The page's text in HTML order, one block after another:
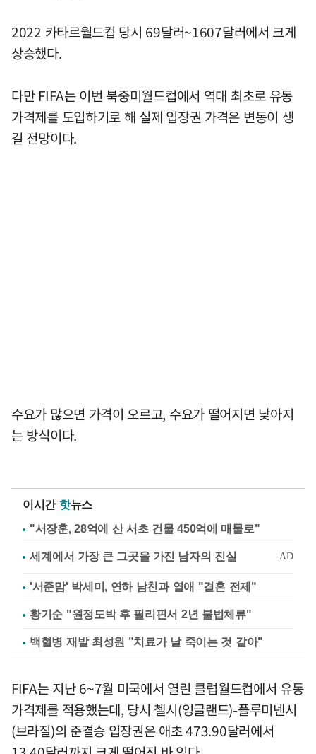
2022 카타르월드컵 당시 69달러~1607달러에서 크게
상승했다.
다만 FIFA는 이번 북중미월드컵에서 역대 최초로 유동
가격제를 도입하기로 해 실제 입장권 가격은 변동이 생
길 전망이다.
수요가 많으면 가격이 오르고, 수요가 떨어지면 낮아지
는 방식이다.
이시간 핫뉴스
"서장훈, 28억에 산 서초 건물 450억에 매물로"
'서준맘' 박세미, 연하 남친과 열애 "결혼 전제"
황기순 "원정도박 후 필리핀서 2년 불법체류"
백혈병 재발 최성원 "치료가 날 죽이는 것 같아"
FIFA는 지난 6~7월 미국에서 열린 클럽월드컵에서 유동
가격제를 적용했는데, 당시 첼시(잉글랜드)-플루미넨시
(브라질)의 준결승 입장권은 애초 473.90달러에서